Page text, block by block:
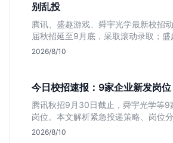
别乱投
腾讯、盛趣游戏、舜宇光学最新校招
届秋招延至9月底，采取滚动录取；盛
实习；舜宇光学聚焦硬件制造。本文
2026/8/10
今日校招速报：9家企业新发岗
腾讯秋招9月30日截止，舜宇光学等9
岗位。本文解析紧急投递策略、岗位
群，助你快速决策。
2026/8/10